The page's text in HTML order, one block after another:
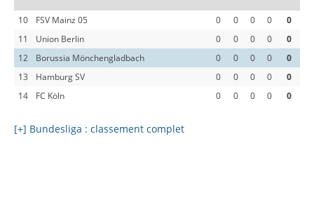
10 FSV Mainz 05 0 0 0 0
0
11
Union Berlin 0 0 0 0
0
12
Borussia Mönchengladbach 0 0 0 0
0
13
Hamburg SV 0 0 0 0
0
14
FC Köln 0 0 0 0 0
[+] Bundesliga : classement complet